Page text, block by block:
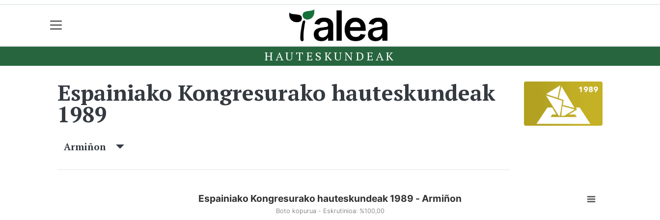
HAUTESKUNDEAK
Espainiako Kongresurako hauteskundeak
1989
Armiñon
Espainiako Kongresurako hauteskundeak 1989 - Armiñon
Boto kopurua - Eskrutinioa: %100,00